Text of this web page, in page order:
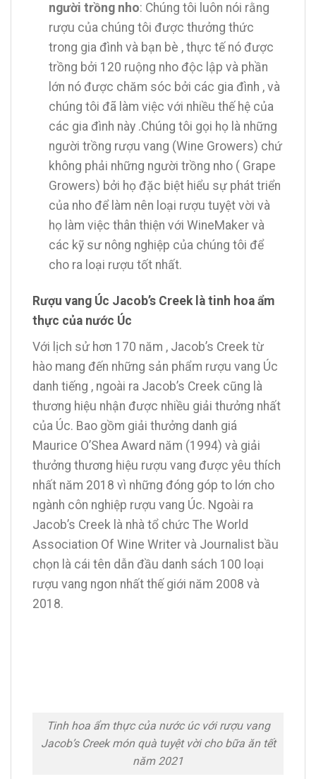
người trồng nho: Chúng tôi luôn nói rằng
rượu của chúng tôi được thưởng thức
trong gia đình và bạn bè , thực tế nó được
trồng bởi 120 ruộng nho độc lập và phần
lớn nó được chăm sóc bởi các gia đình , và
chúng tôi đã làm việc với nhiều thế hệ của
các gia đình này .Chúng tôi gọi họ là những
người trồng rượu vang (Wine Growers) chứ
không phải những người trồng nho ( Grape
Growers) bởi họ đặc biệt hiểu sự phát triển
của nho để làm nên loại rượu tuyệt vời và
họ làm việc thân thiện với WineMaker và
các kỹ sư nông nghiệp của chúng tôi để
cho ra loại rượu tốt nhất.
Rượu vang Úc Jacob’s Creek là tinh hoa ẩm
thực của nước Úc
Với lịch sử hơn 170 năm , Jacob’s Creek từ
hào mang đến những sản phẩm rượu vang Úc
danh tiếng , ngoài ra Jacob’s Creek cũng là
thương hiệu nhận được nhiều giải thưởng nhất
của Úc. Bao gồm giải thưởng danh giá
Maurice O’Shea Award năm (1994) và giải
thưởng thương hiệu rượu vang được yêu thích
nhất năm 2018 vì những đóng góp to lớn cho
ngành côn nghiệp rượu vang Úc. Ngoài ra
Jacob’s Creek là nhà tổ chức The World
Association Of Wine Writer và Journalist bầu
chọn là cái tên dẫn đầu danh sách 100 loại
rượu vang ngon nhất thế giới năm 2008 và
2018.
Tinh hoa ẩm thực của nước úc với rượu vang
Jacob’s Creek món quà tuyệt vời cho bữa ăn tết
năm 2021